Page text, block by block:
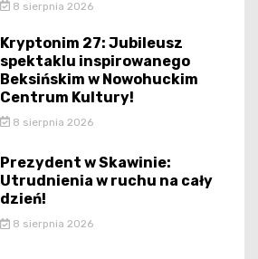
8 sierpnia 2026
Kryptonim 27: Jubileusz
spektaklu inspirowanego
Beksińskim w Nowohuckim
Centrum Kultury!
8 sierpnia 2026
Prezydent w Skawinie:
Utrudnienia w ruchu na cały
dzień!
8 sierpnia 2026